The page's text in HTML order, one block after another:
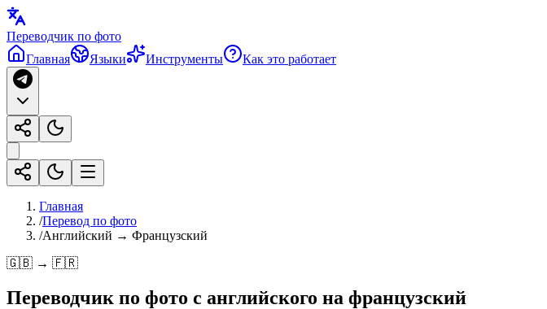
Переводчик по фото
Главная
Языки Инструменты Как это работает
Главная
/Перевод по фото
/Английский → Французский
🇬🇧 → 🇫🇷
Переводчик по фото с английского на французский